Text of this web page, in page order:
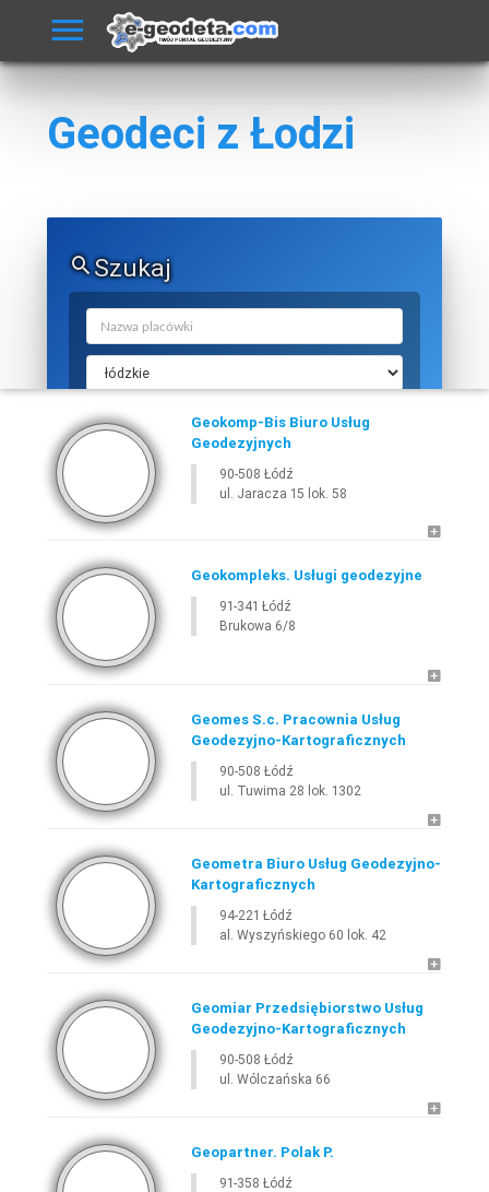
Geodeci z Łodzi
Szukaj
E-GEODETA.COM ŁÓDZKIE ŁÓDŹ
Geokomp-Bis Biuro Usług
Geodezyjnych
90-508 Łódź
ul. Jaracza 15 lok. 58
Geokompleks. Usługi geodezyjne
91-341 Łódź
Brukowa 6/8
Geomes S.c. Pracownia Usług
Geodezyjno-Kartograficznych
90-508 Łódź
ul. Tuwima 28 lok. 1302
Geometra Biuro Usług Geodezyjno-
Kartograficznych
94-221 Łódź
al. Wyszyńskiego 60 lok. 42
Geomiar Przedsiębiorstwo Usług
Geodezyjno-Kartograficznych
90-508 Łódź
ul. Wólczańska 66
Geopartner. Polak P.
91-358 Łódź